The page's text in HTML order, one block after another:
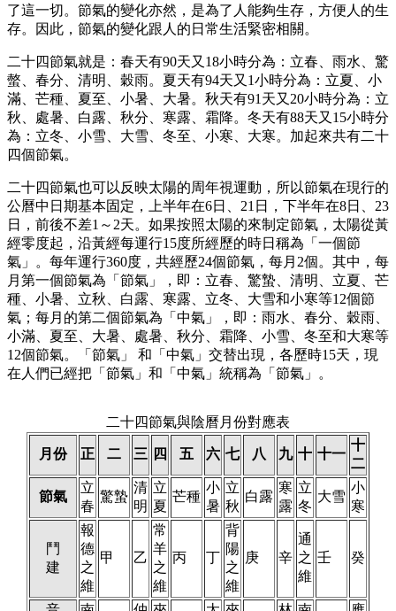
了這一切。節氣的變化亦然，是為了人能夠生存，方便人的生
存。因此，節氣的變化跟人的日常生活緊密相關。
二十四節氣就是：春天有90天又18小時分為：立春、雨水、驚
螫、春分、清明、穀雨。夏天有94天又1小時分為：立夏、小
滿、芒種、夏至、小暑、大暑。秋天有91天又20小時分為：立
秋、處暑、白露、秋分、寒露、霜降。冬天有88天又15小時分
為：立冬、小雪、大雪、冬至、小寒、大寒。加起來共有二十
四個節氣。
二十四節氣也可以反映太陽的周年視運動，所以節氣在現行的
公曆中日期基本固定，上半年在6日、21日，下半年在8日、23
日，前後不差1～2天。如果按照太陽的來制定節氣，太陽從黃
經零度起，沿黃經每運行15度所經歷的時日稱為「一個節
氣」。每年運行360度，共經歷24個節氣，每月2個。其中，每
月第一個節氣為「節氣」，即：立春、驚蟄、清明、立夏、芒
種、小暑、立秋、白露、寒露、立冬、大雪和小寒等12個節
氣；每月的第二個節氣為「中氣」，即：雨水、春分、穀雨、
小滿、夏至、大暑、處暑、秋分、霜降、小雪、冬至和大寒等
12個節氣。「節氣」 和「中氣」交替出現，各歷時15天，現
在人們已經把「節氣」和「中氣」統稱為「節氣」。
二十四節氣與陰曆月份對應表
月份 正 二 三 四 五 六 七 八 九 十 十一
十
二
節氣
立
春
驚蟄
清
明
立
夏
芒種
小
暑
立
秋
白露
寒
露
立
冬
大雪
小
寒
鬥
建
報
德
之
維
甲 乙
常
羊
之
維
丙 丁
背
陽
之
維
庚 辛
通
之
維
壬 癸